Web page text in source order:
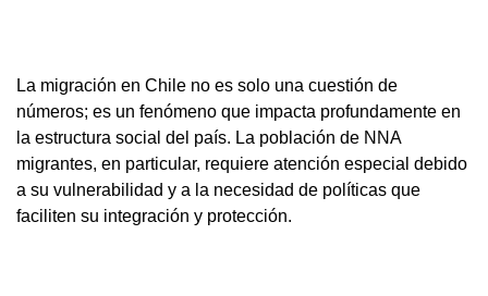
La migración en Chile no es solo una cuestión de
números; es un fenómeno que impacta profundamente en
la estructura social del país. La población de NNA
migrantes, en particular, requiere atención especial debido
a su vulnerabilidad y a la necesidad de políticas que
faciliten su integración y protección.